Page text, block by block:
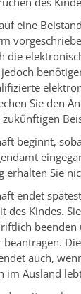
eine
die
Sie den
beginnt,
erhalten Sie
endet
des Kindes.
beenden
Die
auch,
im Ausland